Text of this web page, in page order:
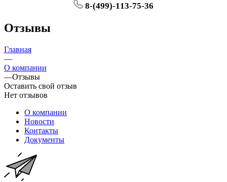
8-(499)-113-75-36
Отзывы
Главная
—
О компании
—Отзывы
Оставить свой отзыв
Нет отзывов
О компании
Новости
Контакты
Документы